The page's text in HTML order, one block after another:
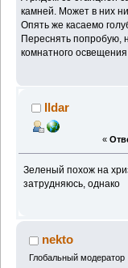
камней. Может в них
Опять же касаемо
Переснять попробую,
комнатного освещения
Ildar
«
Зеленый похож на
затрудняюсь, однако
nekto
Глобальный модератор